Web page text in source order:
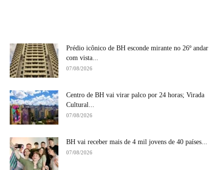
Prédio icônico de BH esconde mirante no 26º andar
com vista...
07/08/2026
Centro de BH vai virar palco por 24 horas; Virada
Cultural...
07/08/2026
BH vai receber mais de 4 mil jovens de 40 países...
07/08/2026